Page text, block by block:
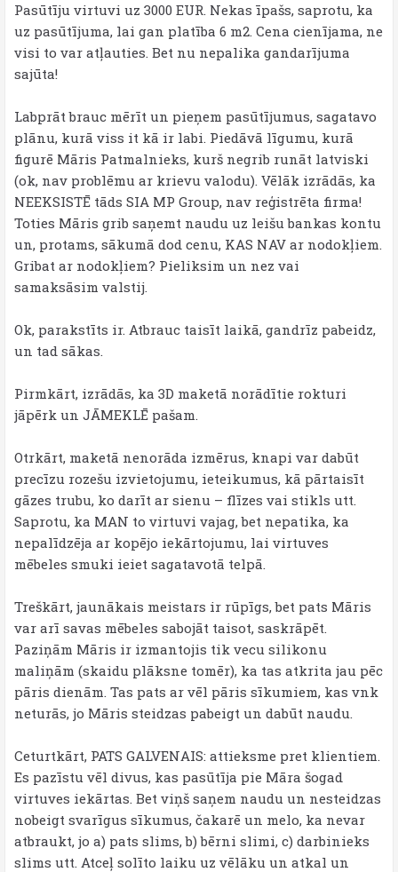
Pasūtīju virtuvi uz 3000 EUR. Nekas īpašs, saprotu, ka
uz pasūtījuma, lai gan platība 6 m2. Cena cienījama, ne
visi to var atļauties. Bet nu nepalika gandarījuma
sajūta!
Labprāt brauc mērīt un pieņem pasūtījumus, sagatavo
plānu, kurā viss it kā ir labi. Piedāvā līgumu, kurā
figurē Māris Patmalnieks, kurš negrib runāt latviski
(ok, nav problēmu ar krievu valodu). Vēlāk izrādās, ka
NEEKSISTĒ tāds SIA MP Group, nav reģistrēta firma!
Toties Māris grib saņemt naudu uz leišu bankas kontu
un, protams, sākumā dod cenu, KAS NAV ar nodokļiem.
Gribat ar nodokļiem? Pieliksim un nez vai
samaksāsim valstij.
Ok, parakstīts ir. Atbrauc taisīt laikā, gandrīz pabeidz,
un tad sākas.
Pirmkārt, izrādās, ka 3D maketā norādītie rokturi
jāpērk un JĀMEKLĒ pašam.
Otrkārt, maketā nenorāda izmērus, knapi var dabūt
precīzu rozešu izvietojumu, ieteikumus, kā pārtaisīt
gāzes trubu, ko darīt ar sienu – flīzes vai stikls utt.
Saprotu, ka MAN to virtuvi vajag, bet nepatika, ka
nepalīdzēja ar kopējo iekārtojumu, lai virtuves
mēbeles smuki ieiet sagatavotā telpā.
Treškārt, jaunākais meistars ir rūpīgs, bet pats Māris
var arī savas mēbeles sabojāt taisot, saskrāpēt.
Paziņām Māris ir izmantojis tik vecu silikonu
maliņām (skaidu plāksne tomēr), ka tas atkrita jau pēc
pāris dienām. Tas pats ar vēl pāris sīkumiem, kas vnk
neturās, jo Māris steidzas pabeigt un dabūt naudu.
Ceturtkārt, PATS GALVENAIS: attieksme pret klientiem.
Es pazīstu vēl divus, kas pasūtīja pie Māra šogad
virtuves iekārtas. Bet viņš saņem naudu un nesteidzas
nobeigt svarīgus sīkumus, čakarē un melo, ka nevar
atbraukt, jo a) pats slims, b) bērni slimi, c) darbinieks
slims utt. Atceļ solīto laiku uz vēlāku un atkal un